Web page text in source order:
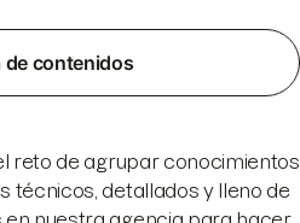
de contenidos
reto de agrupar conocimientos
técnicos, detallados y lleno de